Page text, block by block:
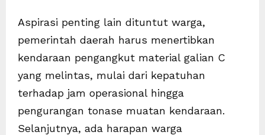
Aspirasi penting lain dituntut warga,
pemerintah daerah harus menertibkan
kendaraan pengangkut material galian C
yang melintas, mulai dari kepatuhan
terhadap jam operasional hingga
pengurangan tonase muatan kendaraan.
Selanjutnya, ada harapan warga